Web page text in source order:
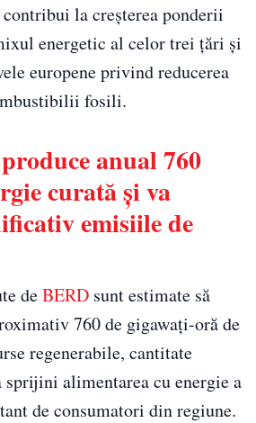
la creșterea ponderii
energetic al celor trei țări și
europene privind reducerea
fosili.
anual 760
curată și va
emisiile de
deBERD sunt estimate să
760 de gigawați-oră de
regenerabile, cantitate
sprijini alimentarea cu energie a
de consumatori din regiune.